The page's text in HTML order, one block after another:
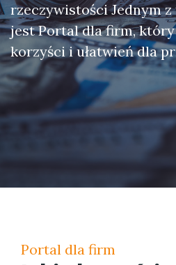
rzeczywistości Jednym
jest Portal dla firm,
korzyści i ułatwień dla
Portal dla firm